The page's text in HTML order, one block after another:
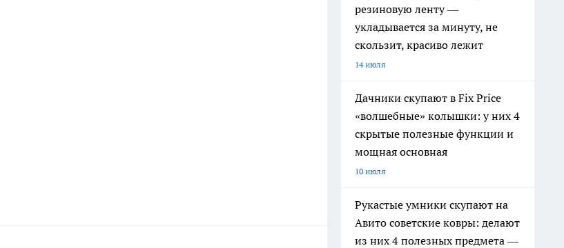
резиновую ленту —
укладывается за минуту, не
скользит, красиво лежит
14 июля
Дачники скупают в Fix Price
«волшебные» колышки: у них 4
скрытые полезные функции и
мощная основная
10 июля
Рукастые умники скупают на
Авито советские ковры: делают
из них 4 полезных предмета —